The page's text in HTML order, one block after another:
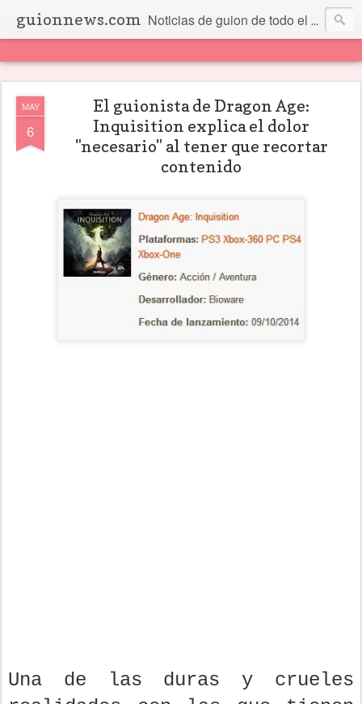
guionnews.com Noticias de guion de todo el mundo... Y más.
MAY
6
El guionista de Dragon Age:
Inquisition explica el dolor
"necesario" al tener que recortar
contenido
Una de las duras y crueles